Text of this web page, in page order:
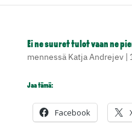
Ei ne suuret tulot vaan ne
mennessä Katja Andrejev|
Jaa tämä:
Facebook